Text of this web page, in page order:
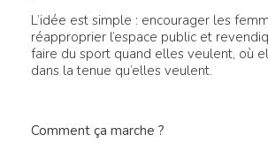
L’idée est simple : encourager les
réapproprier l’espace public et
faire du sport quand elles veulent, où
dans la tenue qu’elles veulent.
Comment ça marche ?